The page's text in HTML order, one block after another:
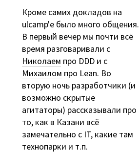
Кроме самих докладов на
ulcamp'е было много общения.
В первый вечер мы почти всё
время разговаривали с
Николаем про DDD и с
Михаилом про Lean. Во
вторую ночь разработчики (и
возможно скрытые
агитаторы) рассказывали про
то, как в Казани всё
замечательно с IT, какие там
технопарки и т.п.